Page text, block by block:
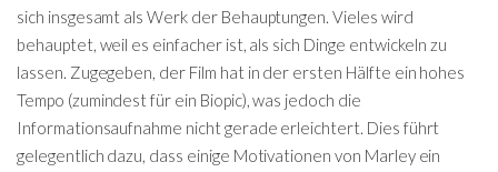
sich insgesamt als Werk der Behauptungen. Vieles wird
behauptet, weil es einfacher ist, als sich Dinge entwickeln zu
lassen. Zugegeben, der Film hat in der ersten Hälfte ein hohes
Tempo (zumindest für ein Biopic), was jedoch die
Informationsaufnahme nicht gerade erleichtert. Dies führt
gelegentlich dazu, dass einige Motivationen von Marley ein